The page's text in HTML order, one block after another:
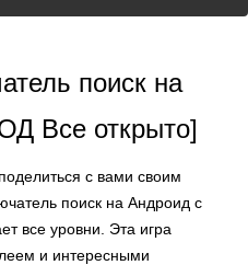
поиск на
Все открыто]
с вами своим
поиск на Андроид с
все уровни. Эта игра
и интересными